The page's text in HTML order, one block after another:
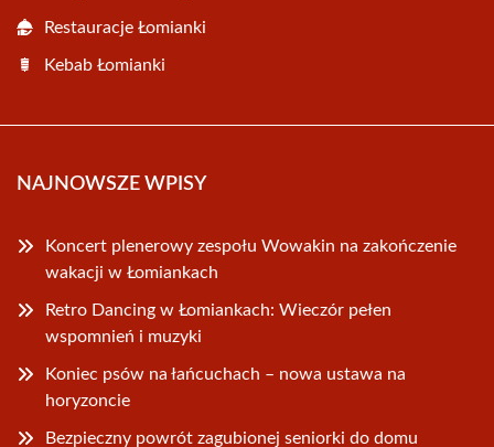
Restauracje Łomianki
Kebab Łomianki
NAJNOWSZE WPISY
Koncert plenerowy zespołu Wowakin na zakończenie
wakacji w Łomiankach
Retro Dancing w Łomiankach: Wieczór pełen
wspomnień i muzyki
Koniec psów na łańcuchach – nowa ustawa na
horyzoncie
Bezpieczny powrót zagubionej seniorki do domu